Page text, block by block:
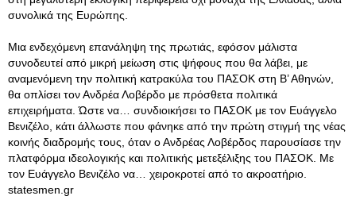
συνολικά της Ευρώπης.
Μια ενδεχόμενη επανάληψη της πρωτιάς, εφόσον μάλιστα
συνοδευτεί από μικρή μείωση στις ψήφους που θα λάβει, με
αναμενόμενη την πολιτική κατρακύλα του ΠΑΣΟΚ στη Β’ Αθηνών,
θα οπλίσει τον Ανδρέα Λοβέρδο με πρόσθετα πολιτικά
επιχειρήματα. Ώστε να… συνδιοικήσει το ΠΑΣΟΚ με τον Ευάγγελο
Βενιζέλο, κάτι άλλωστε που φάνηκε από την πρώτη στιγμή της νέας
κοινής διαδρομής τους, όταν ο Ανδρέας Λοβέρδος παρουσίασε την
πλατφόρμα ιδεολογικής και πολιτικής μετεξέλιξης του ΠΑΣΟΚ. Με
τον Ευάγγελο Βενιζέλο να… χειροκροτεί από το ακροατήριο.
statesmen.gr